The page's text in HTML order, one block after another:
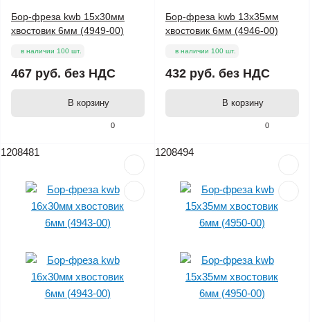
0
Бор-фреза kwb 15x30мм
хвостовик 6мм (4949-00)
в наличии 100 шт.
467 руб. без НДС
В корзину
0
Бор-фреза kwb 13x35мм
хвостовик 6мм (4946-00)
в наличии 100 шт.
432 руб. без НДС
В корзину
1208481 1208494